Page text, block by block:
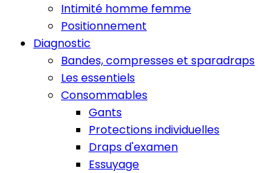
Intimité homme femme
Positionnement
Diagnostic
Bandes, compresses et sparadraps
Les essentiels
Consommables
Gants
Protections individuelles
Draps d'examen
Essuyage